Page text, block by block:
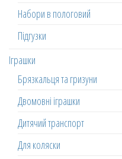
Набори в пологовий
Підгузки
Іграшки
Брязкальця та гризуни
Двомовні іграшки
Дитячий транспорт
Для коляски